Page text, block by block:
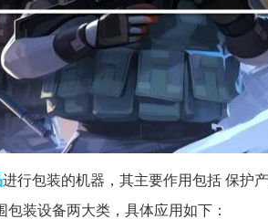
进行包装的机器，其主要作用包括 保护
装设备两大类，具体应用如下：